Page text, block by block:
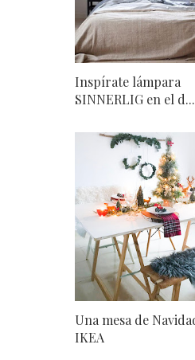
Inspírate lámpara
SINNERLIG en el d...
Una mesa de
IKEA